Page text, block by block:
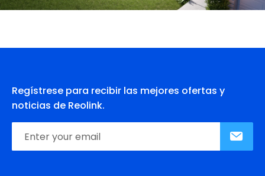
Regístrese para recibir las mejores ofertas y
noticias de Reolink.